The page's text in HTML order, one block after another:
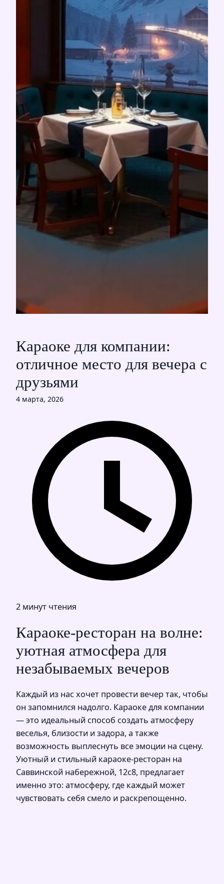
Караоке для компании:
отличное место для вечера с
друзьями
4 марта, 2026
2 минут чтения
Караоке-ресторан на волне:
уютная атмосфера для
незабываемых вечеров
Каждый из нас хочет провести вечер так, чтобы
он запомнился надолго. Караоке для компании
— это идеальный способ создать атмосферу
веселья, близости и задора, а также
возможность выплеснуть все эмоции на сцену.
Уютный и стильный караоке-ресторан на
Саввинской набережной, 12с8, предлагает
именно это: атмосферу, где каждый может
чувствовать себя смело и раскрепощенно.